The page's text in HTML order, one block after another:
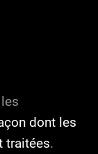
dont les
traitées.